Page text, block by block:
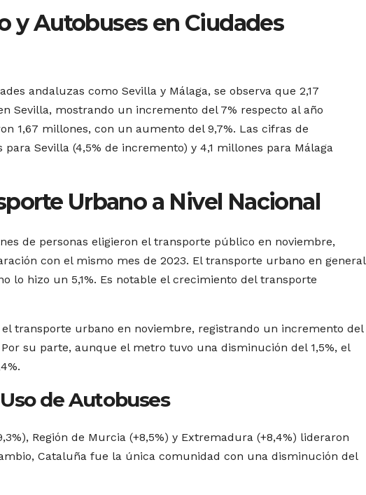
y Autobuses en Ciudades
andaluzas como Sevilla y Málaga, se observa que 2,17
Sevilla, mostrando un incremento del 7% respecto al año
1,67 millones, con un aumento del 9,7%. Las cifras de
Sevilla (4,5% de incremento) y 4,1 millones para Málaga
Urbano a Nivel Nacional
de personas eligieron el transporte público en noviembre,
con el mismo mes de 2023. El transporte urbano en general
lo hizo un 5,1%. Es notable el crecimiento del transporte
transporte urbano en noviembre, registrando un incremento del
su parte, aunque el metro tuvo una disminución del 1,5%, el
de Autobuses
Región de Murcia (+8,5%) y Extremadura (+8,4%) lideraron
Cataluña fue la única comunidad con una disminución del